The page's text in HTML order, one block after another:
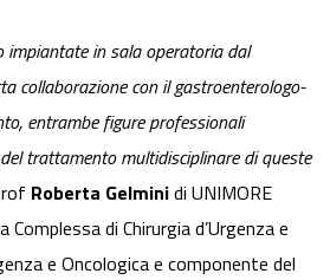
impiantate in sala operatoria dal
collaborazione con il gastroenterologo-
entrambe figure professionali
trattamento multidisciplinare di queste
Roberta Gelminidi UNIMORE
di Chirurgia d’Urgenza e
e Oncologica e componente del